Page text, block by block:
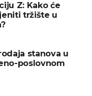
Z: Kako će
tržište u
stanova u
poslovnom